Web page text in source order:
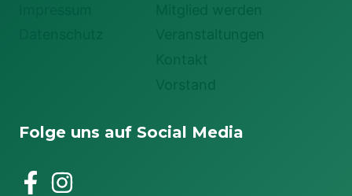
Folge uns auf Social Media